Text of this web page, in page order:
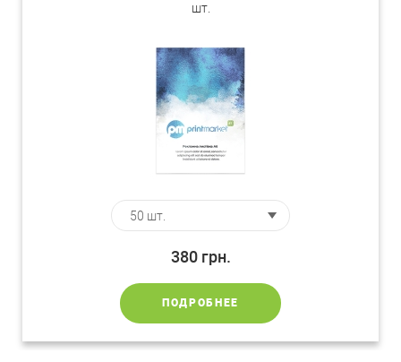
шт.
380 грн.
ПОДРОБНЕЕ